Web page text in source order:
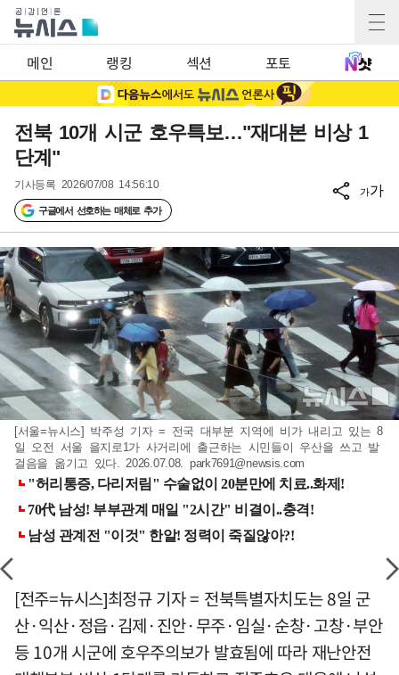
메인 랭킹 섹션 포토
전북 10개 시군 호우특보…"재대본 비상 1
단계"
기사등록 2026/07/08 14:56:10
구글에서 선호하는 매체로 추가
가가
[서울=뉴시스] 박주성 기자 = 전국 대부분 지역에 비가 내리고 있는 8
일 오전 서울 을지로1가 사거리에 출근하는 시민들이 우산을 쓰고 발
걸음을 옮기고 있다. 2026.07.08. park7691@newsis.com
[전주=뉴시스]최정규 기자 = 전북특별자치도는 8일 군
산·익산·정읍·김제·진안·무주·임실·순창·고창·부안
등 10개 시군에 호우주의보가 발효됨에 따라 재난안전